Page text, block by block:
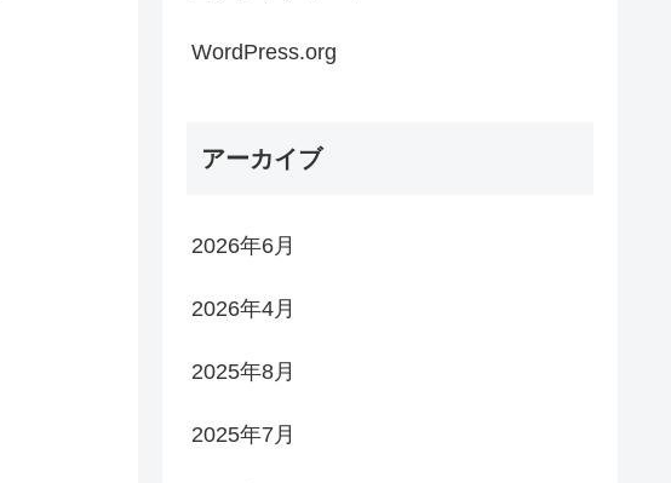
WordPress.org
アーカイブ
2026年6月
2026年4月
2025年8月
2025年7月